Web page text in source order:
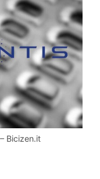
Bicizen.it